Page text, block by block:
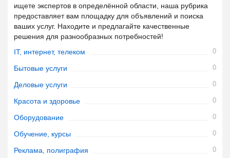
ищете экспертов в определённой области, наша рубрика
предоставляет вам площадку для объявлений и поиска
ваших услуг. Находите и предлагайте качественные
решения для разнообразных потребностей!
IT, интернет, телеком
0
Бытовые услуги 0
Деловые услуги 0
Красота и здоровье 0
Оборудование 0
Обучение, курсы 0
Реклама, полиграфия 0